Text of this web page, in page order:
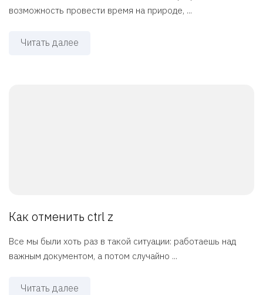
возможность провести время на природе, ...
Читать далее
Как отменить ctrl z
Все мы были хоть раз в такой ситуации: работаешь над
важным документом, а потом случайно ...
Читать далее